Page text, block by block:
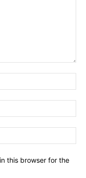
this browser for the